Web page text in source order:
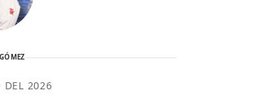
DEL 2026